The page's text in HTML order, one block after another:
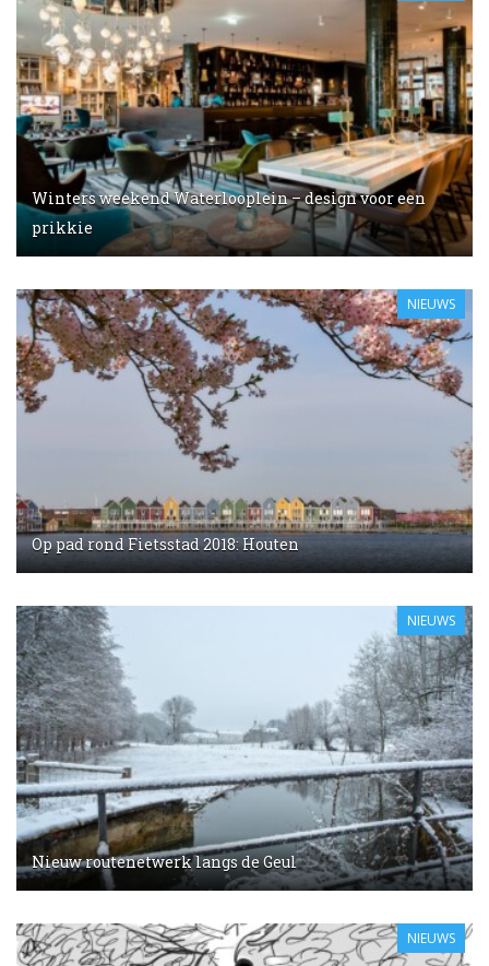
Winters weekend Waterlooplein – design voor een
prikkie
Op pad rond Fietsstad 2018: Houten
NIEUWS
Nieuw routenetwerk langs de Geul
NIEUWS
NIEUWS